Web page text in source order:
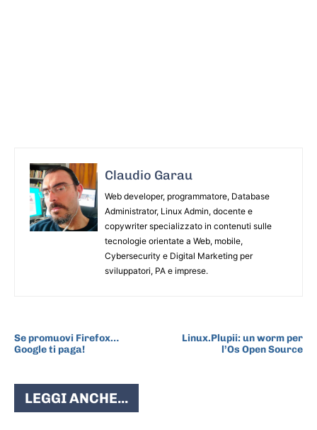
Claudio Garau
Web developer, programmatore, Database
Administrator, Linux Admin, docente e
copywriter specializzato in contenuti sulle
tecnologie orientate a Web, mobile,
Cybersecurity e Digital Marketing per
sviluppatori, PA e imprese.
Se promuovi Firefox…
Google ti paga!
Linux.Plupii: un worm per
l’Os Open Source
LEGGI ANCHE...